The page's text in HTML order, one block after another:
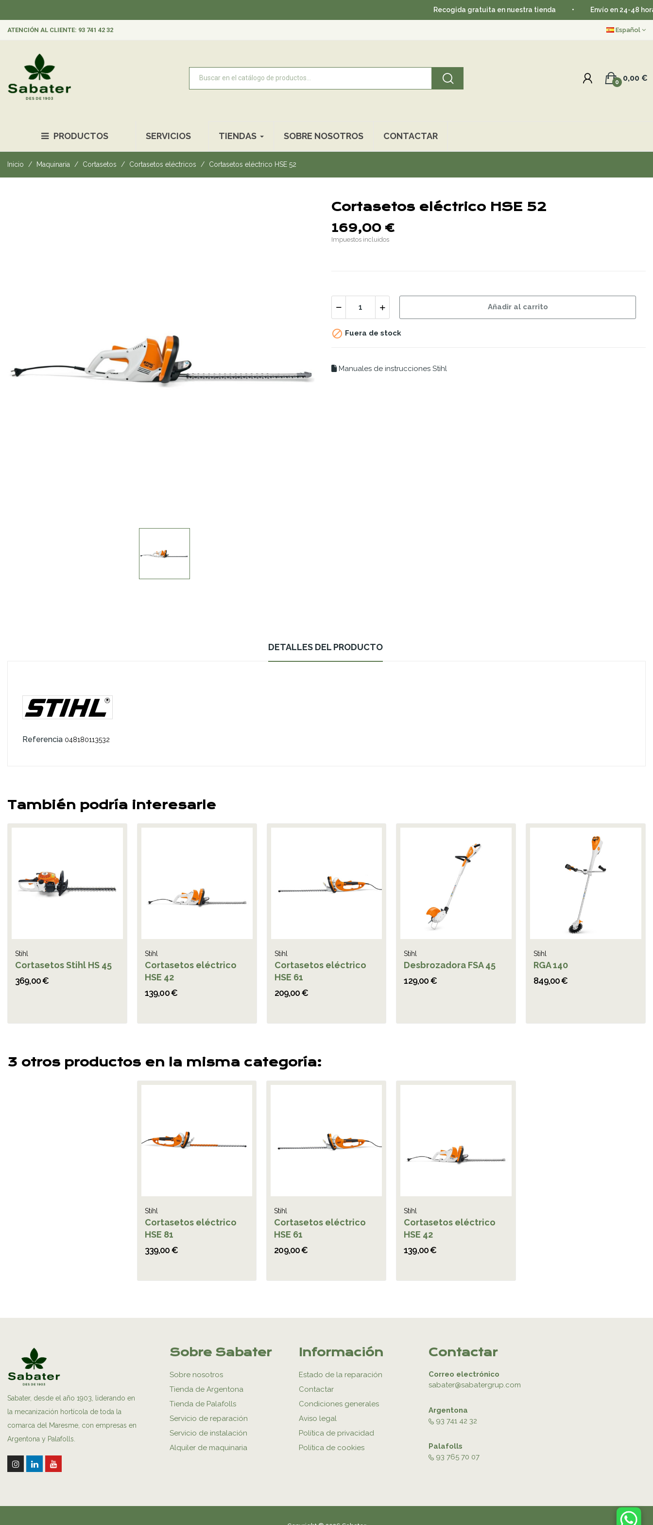
Recogida gratuita en nuestra tienda • Envío en 24-48 horas •
ATENCIÓN AL CLIENTE: 93 741 42 32 Español
0,00 €
0
PRODUCTOS SERVICIOS TIENDAS SOBRE NOSOTROS CONTACTAR
Inicio Maquinaria Cortasetos Cortasetos eléctricos Cortasetos eléctrico HSE 52
Cortasetos eléctrico HSE 52
169,00 €
Impuestos incluidos
Añadir al carrito
 Fuera de stock
Manuales de instrucciones Stihl
DETALLES DEL PRODUCTO
Referencia 048180113532
También podría interesarle
Stihl
Cortasetos Stihl HS 45
369,00 €
Stihl
Cortasetos eléctrico
HSE 42
139,00 €
Stihl
Cortasetos eléctrico
HSE 61
209,00 €
Stihl
Desbrozadora FSA 45
129,00 €
Stihl
RGA 140
849,00 €
3 otros productos en la misma categoría:
Stihl
Cortasetos eléctrico
HSE 81
339,00 €
Stihl
Cortasetos eléctrico
HSE 61
209,00 €
Stihl
Cortasetos eléctrico
HSE 42
139,00 €
Sabater, desde el año 1903, liderando en
la mecanización hortícola de toda la
comarca del Maresme, con empresas en
Argentona y Palafolls.
Sobre Sabater
Sobre nosotros
Tienda de Argentona
Tienda de Palafolls
Servicio de reparación
Servicio de instalación
Alquiler de maquinaria
Información
Estado de la reparación
Contactar
Condiciones generales
Aviso legal
Política de privacidad
Política de cookies
Contactar
Correo electrónico
sabater@sabatergrup.com
Argentona
93 741 42 32
Palafolls
93 765 70 07